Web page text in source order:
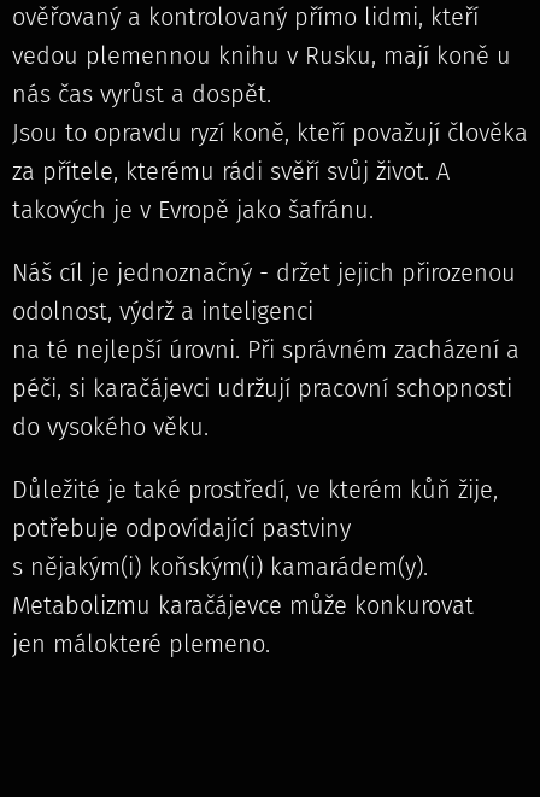
ověřovaný a kontrolovaný přímo lidmi, kteří
vedou plemennou knihu v Rusku, mají koně u
nás čas vyrůst a dospět.
Jsou to opravdu ryzí koně, kteří považují člověka
za přítele, kterému rádi svěří svůj život. A
takových je v Evropě jako šafránu.
Náš cíl je jednoznačný - držet jejich přirozenou
odolnost, výdrž a inteligenci
na té nejlepší úrovni. Při správném zacházení a
péči, si karačájevci udržují pracovní schopnosti
do vysokého věku.
Důležité je také prostředí, ve kterém kůň žije,
potřebuje odpovídající pastviny
s nějakým(i) koňským(i) kamarádem(y).
Metabolizmu karačájevce může konkurovat
jen málokteré plemeno.